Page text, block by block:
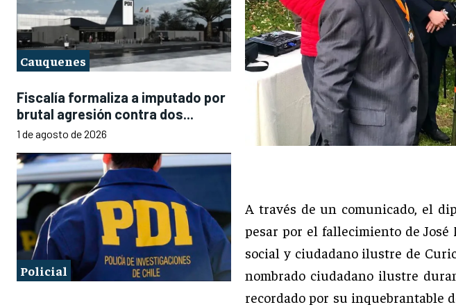
Cauquenes
Fiscalía formaliza a imputado por
brutal agresión contra dos...
1 de agosto de 2026
Policial
A través de un comunicado, el
pesar por el fallecimiento de
social y ciudadano ilustre de
nombrado ciudadano ilustre
recordado por su inquebrantable